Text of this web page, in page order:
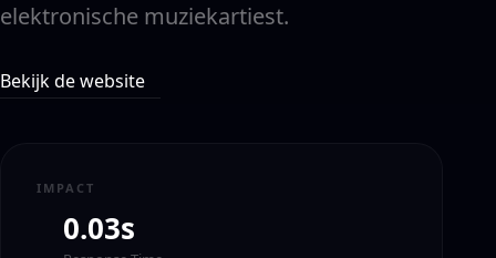
elektronische muziekartiest.
Bekijk de website
IMPACT
0.03s